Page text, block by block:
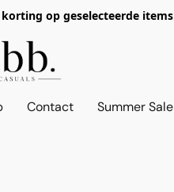
op geselecteerde items
Contact Summer Sale